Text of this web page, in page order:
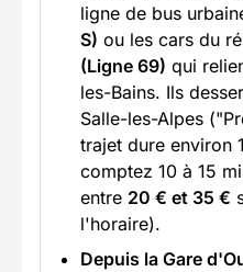
ligne de bus
S) ou les cars du
(Ligne 69) qui
les-Bains. Ils
Salle-les-Alpes
trajet dure environ
comptez 10 à 15
entre 20 € et 35 €
l'horaire).
Depuis la Gare